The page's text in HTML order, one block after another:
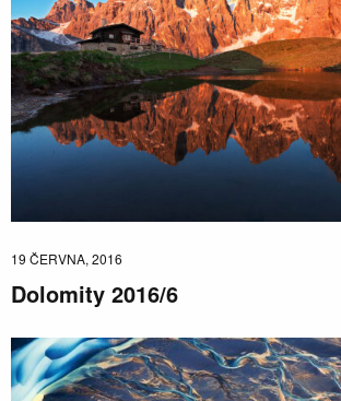
19 ČERVNA, 2016
Dolomity 2016/6